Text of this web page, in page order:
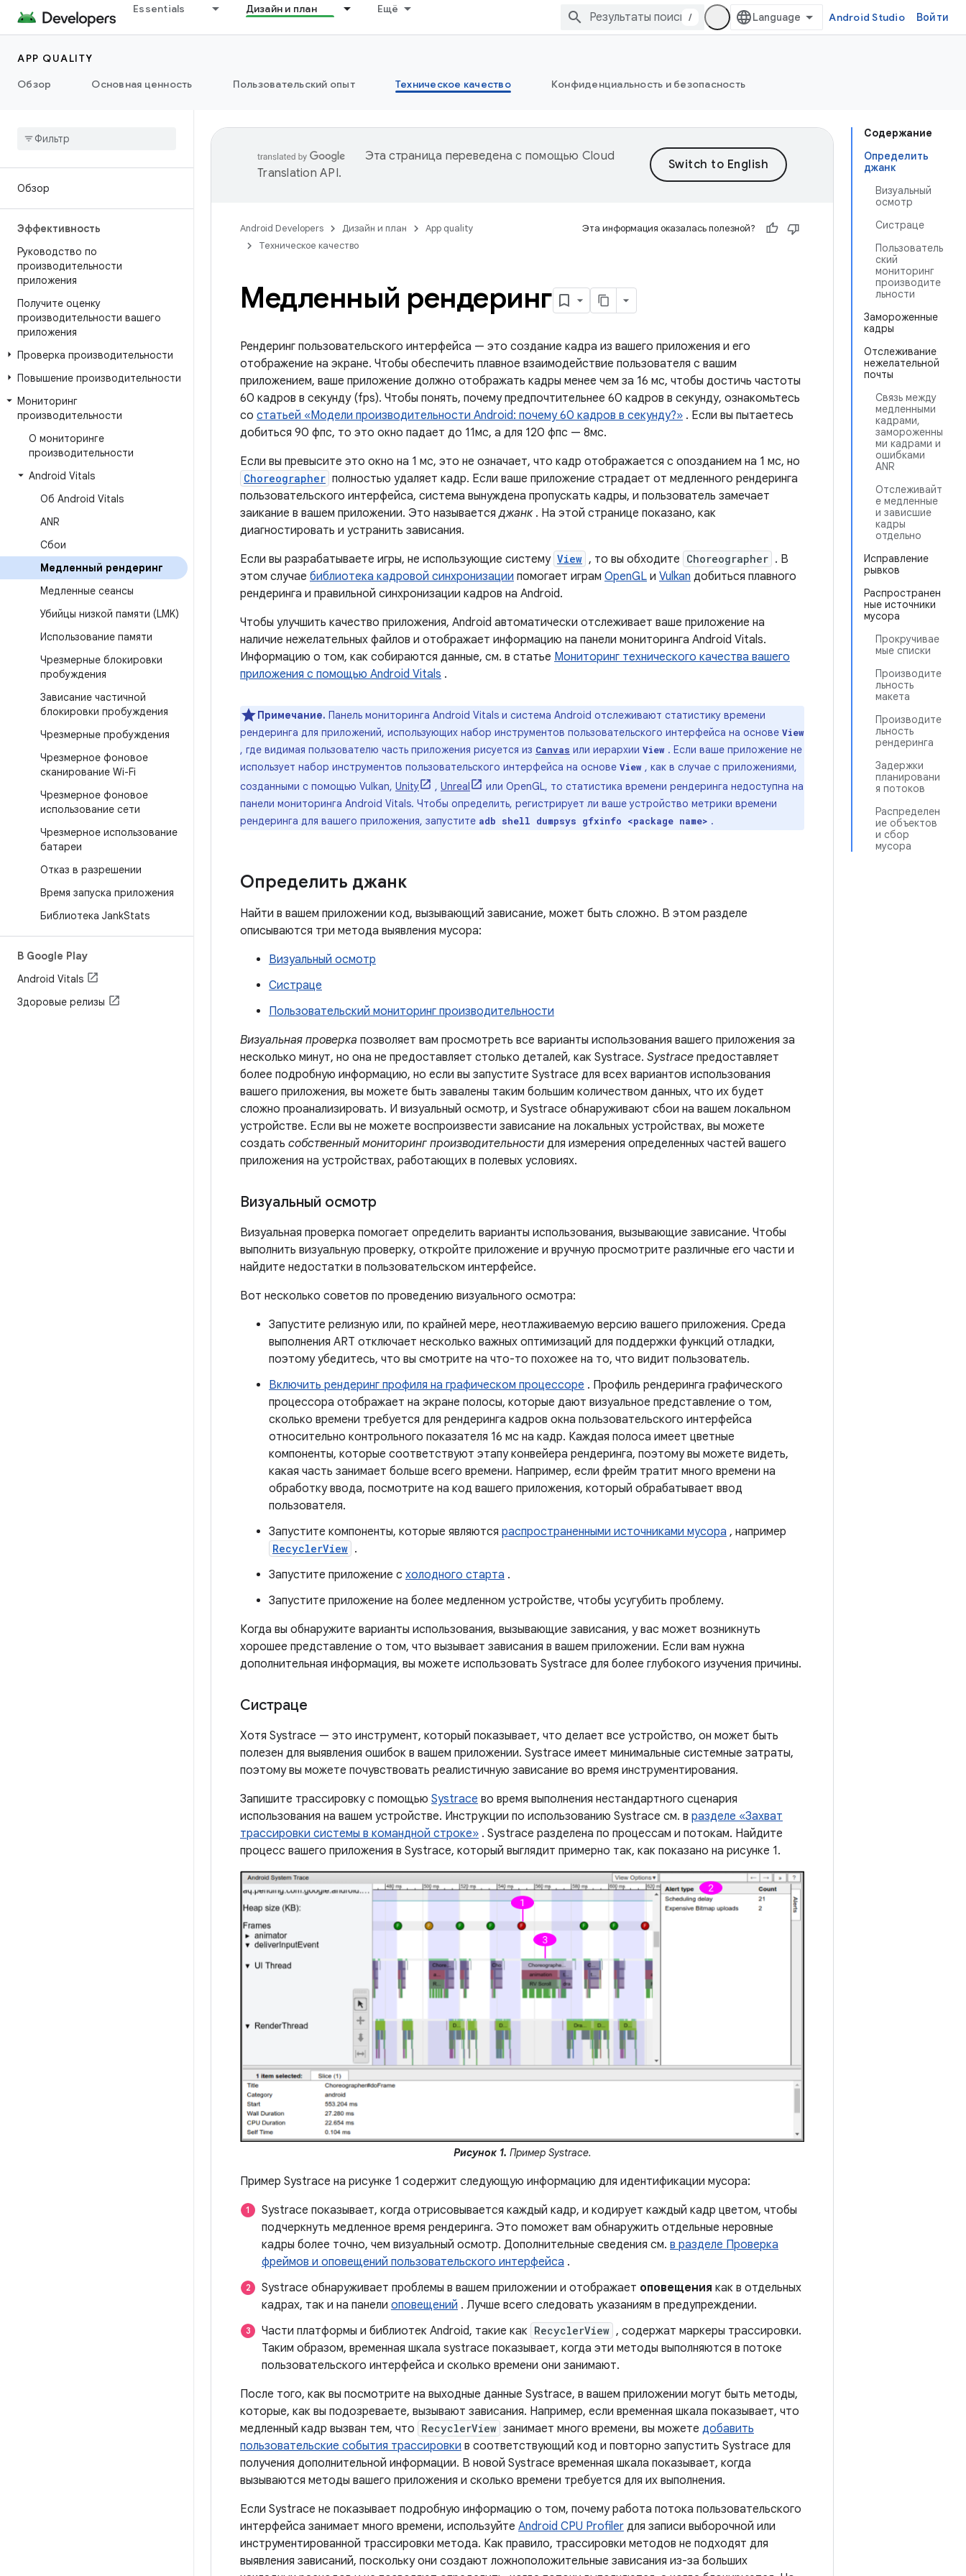
Essentials Дизайн и план Ещё
/ Android Studio Войти
APP QUALITY
Обзор
Основная ценность Пользовательский опыт Техническое качество Конфиденциальность и безопасность
Обзор
Эффективность
Руководство по
производительности
приложения
Получите оценку
производительности вашего
приложения
Проверка производительности
Повышение производительности
Мониторинг
производительности
О мониторинге
производительности
Android Vitals
Об Android Vitals
ANR
Сбои
Медленный рендеринг
Медленные сеансы
Убийцы низкой памяти (LMK)
Использование памяти
Чрезмерные блокировки
пробуждения
Зависание частичной
блокировки пробуждения
Чрезмерные пробуждения
Чрезмерное фоновое
сканирование Wi-Fi
Чрезмерное фоновое
использование сети
Чрезмерное использование
батареи
Отказ в разрешении
Время запуска приложения
Библиотека JankStats
В Google Play
Android Vitals
Здоровые релизы
Содержание
Определить
джанк
Визуальный
осмотр
Систраце
Пользователь
ский
мониторинг
производите
льности
Замороженные
кадры
Отслеживание
нежелательной
почты
Связь между
медленными
кадрами,
замороженны
ми кадрами и
ошибками
ANR
Отслеживайт
е медленные
и зависшие
кадры
отдельно
Исправление
рывков
Распространен
ные источники
мусора
Прокручивае
мые списки
Производите
льность
макета
Производите
льность
рендеринга
Задержки
планировани
я потоков
Распределен
ие объектов
и сбор
мусора
Эта страница переведена с помощью Cloud
Translation API.
Android Developers Дизайн и план
App quality
Техническое качество
Эта информация оказалась полезной?
Медленный рендеринг
Рендеринг пользовательского интерфейса — это создание кадра из вашего приложения и его
отображение на экране. Чтобы обеспечить плавное взаимодействие пользователя с вашим
приложением, ваше приложение должно отображать кадры менее чем за 16 мс, чтобы достичь частоты
60 кадров в секунду (fps). Чтобы понять, почему предпочтительнее 60 кадров в секунду, ознакомьтесь
со статьей «Модели производительности Android: почему 60 кадров в секунду?» . Если вы пытаетесь
добиться 90 фпс, то это окно падает до 11мс, а для 120 фпс — 8мс.
Если вы превысите это окно на 1 мс, это не означает, что кадр отображается с опозданием на 1 мс, но
Choreographer полностью удаляет кадр. Если ваше приложение страдает от медленного рендеринга
пользовательского интерфейса, система вынуждена пропускать кадры, и пользователь замечает
заикание в вашем приложении. Это называетсяджанк. На этой странице показано, как
диагностировать и устранить зависания.
Если вы разрабатываете игры, не использующие систему View , то вы обходите Choreographer . В
этом случае библиотека кадровой синхронизации помогает играм OpenGL и Vulkan добиться плавного
рендеринга и правильной синхронизации кадров на Android.
Чтобы улучшить качество приложения, Android автоматически отслеживает ваше приложение на
наличие нежелательных файлов и отображает информацию на панели мониторинга Android Vitals.
Информацию о том, как собираются данные, см. в статье Мониторинг технического качества вашего
приложения с помощью Android Vitals .
Примечание. Панель мониторинга Android Vitals и система Android отслеживают статистику времени
рендеринга для приложений, использующих набор инструментов пользовательского интерфейса на основе View
, где видимая пользователю часть приложения рисуется из Canvas или иерархии View . Если ваше приложение не
использует набор инструментов пользовательского интерфейса на основе View , как в случае с приложениями,
созданными с помощью Vulkan, Unity , Unreal
или OpenGL, то статистика времени рендеринга недоступна на
панели мониторинга Android Vitals. Чтобы определить, регистрирует ли ваше устройство метрики времени
рендеринга для вашего приложения, запустите adb shell dumpsys gfxinfo <package name> .
Определить джанк
Найти в вашем приложении код, вызывающий зависание, может быть сложно. В этом разделе
описываются три метода выявления мусора:
Визуальный осмотр
Систраце
Пользовательский мониторинг производительности
Визуальная проверка позволяет вам просмотреть все варианты использования вашего приложения за
несколько минут, но она не предоставляет столько деталей, как Systrace. Systrace предоставляет
более подробную информацию, но если вы запустите Systrace для всех вариантов использования
вашего приложения, вы можете быть завалены таким большим количеством данных, что их будет
сложно проанализировать. И визуальный осмотр, и Systrace обнаруживают сбои на вашем локальном
устройстве. Если вы не можете воспроизвести зависание на локальных устройствах, вы можете
создать собственный мониторинг производительности для измерения определенных частей вашего
приложения на устройствах, работающих в полевых условиях.
Визуальный осмотр
Визуальная проверка помогает определить варианты использования, вызывающие зависание. Чтобы
выполнить визуальную проверку, откройте приложение и вручную просмотрите различные его части и
найдите недостатки в пользовательском интерфейсе.
Вот несколько советов по проведению визуального осмотра:
Запустите релизную или, по крайней мере, неотлаживаемую версию вашего приложения. Среда
выполнения ART отключает несколько важных оптимизаций для поддержки функций отладки,
поэтому убедитесь, что вы смотрите на что-то похожее на то, что видит пользователь.
Включить рендеринг профиля на графическом процессоре . Профиль рендеринга графического
процессора отображает на экране полосы, которые дают визуальное представление о том,
сколько времени требуется для рендеринга кадров окна пользовательского интерфейса
относительно контрольного показателя 16 мс на кадр. Каждая полоса имеет цветные
компоненты, которые соответствуют этапу конвейера рендеринга, поэтому вы можете видеть,
какая часть занимает больше всего времени. Например, если фрейм тратит много времени на
обработку ввода, посмотрите на код вашего приложения, который обрабатывает ввод
пользователя.
Запустите компоненты, которые являются распространенными источниками мусора , например
RecyclerView .
Запустите приложение с холодного старта .
Запустите приложение на более медленном устройстве, чтобы усугубить проблему.
Когда вы обнаружите варианты использования, вызывающие зависания, у вас может возникнуть
хорошее представление о том, что вызывает зависания в вашем приложении. Если вам нужна
дополнительная информация, вы можете использовать Systrace для более глубокого изучения причины.
Систраце
Хотя Systrace — это инструмент, который показывает, что делает все устройство, он может быть
полезен для выявления ошибок в вашем приложении. Systrace имеет минимальные системные затраты,
поэтому вы можете почувствовать реалистичную зависание во время инструментирования.
Запишите трассировку с помощью Systrace во время выполнения нестандартного сценария
использования на вашем устройстве. Инструкции по использованию Systrace см. в разделе «Захват
трассировки системы в командной строке» . Systrace разделена по процессам и потокам. Найдите
процесс вашего приложения в Systrace, который выглядит примерно так, как показано на рисунке 1.
Рисунок 1. Пример Systrace.
Пример Systrace на рисунке 1 содержит следующую информацию для идентификации мусора:
Systrace показывает, когда отрисовывается каждый кадр, и кодирует каждый кадр цветом, чтобы
подчеркнуть медленное время рендеринга. Это поможет вам обнаружить отдельные неровные
кадры более точно, чем визуальный осмотр. Дополнительные сведения см. в разделе Проверка
фреймов и оповещений пользовательского интерфейса .
Systrace обнаруживает проблемы в вашем приложении и отображает оповещения как в отдельных
кадрах, так и на панели оповещений . Лучше всего следовать указаниям в предупреждении.
Части платформы и библиотек Android, такие как RecyclerView , содержат маркеры трассировки.
Таким образом, временная шкала systrace показывает, когда эти методы выполняются в потоке
пользовательского интерфейса и сколько времени они занимают.
После того, как вы посмотрите на выходные данные Systrace, в вашем приложении могут быть методы,
которые, как вы подозреваете, вызывают зависания. Например, если временная шкала показывает, что
медленный кадр вызван тем, что RecyclerView занимает много времени, вы можете добавить
пользовательские события трассировки в соответствующий код и повторно запустить Systrace для
получения дополнительной информации. В новой Systrace временная шкала показывает, когда
вызываются методы вашего приложения и сколько времени требуется для их выполнения.
Если Systrace не показывает подробную информацию о том, почему работа потока пользовательского
интерфейса занимает много времени, используйте Android CPU Profiler для записи выборочной или
инструментированной трассировки метода. Как правило, трассировки методов не подходят для
выявления зависаний, поскольку они создают ложноположительные зависания из-за больших